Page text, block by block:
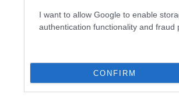
I want to allow Google to enable
authentication functionality and fraud
CONFIRM